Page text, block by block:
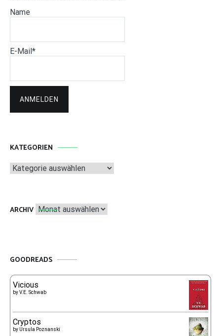
Name
E-Mail*
KATEGORIEN
Kategorien
ARCHIV Archiv
GOODREADS
Vicious
byV.E. Schwab
Cryptos
by Ursula Poznanski